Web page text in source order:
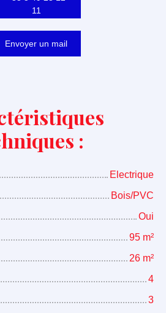
11
Envoyer un mail
:
Electrique
Bois/PVC
Oui
95 m²
26 m²
4
3